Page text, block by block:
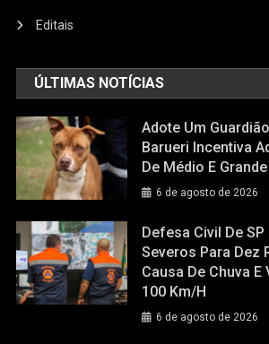
Editais
ÚLTIMAS NOTÍCIAS
Adote Um
Barueri Incentiva
De Médio E
6 de agosto de 2026
Defesa Civil De SP
Severos Para Dez
Causa De Chuva E
100 Km/h
6 de agosto de 2026